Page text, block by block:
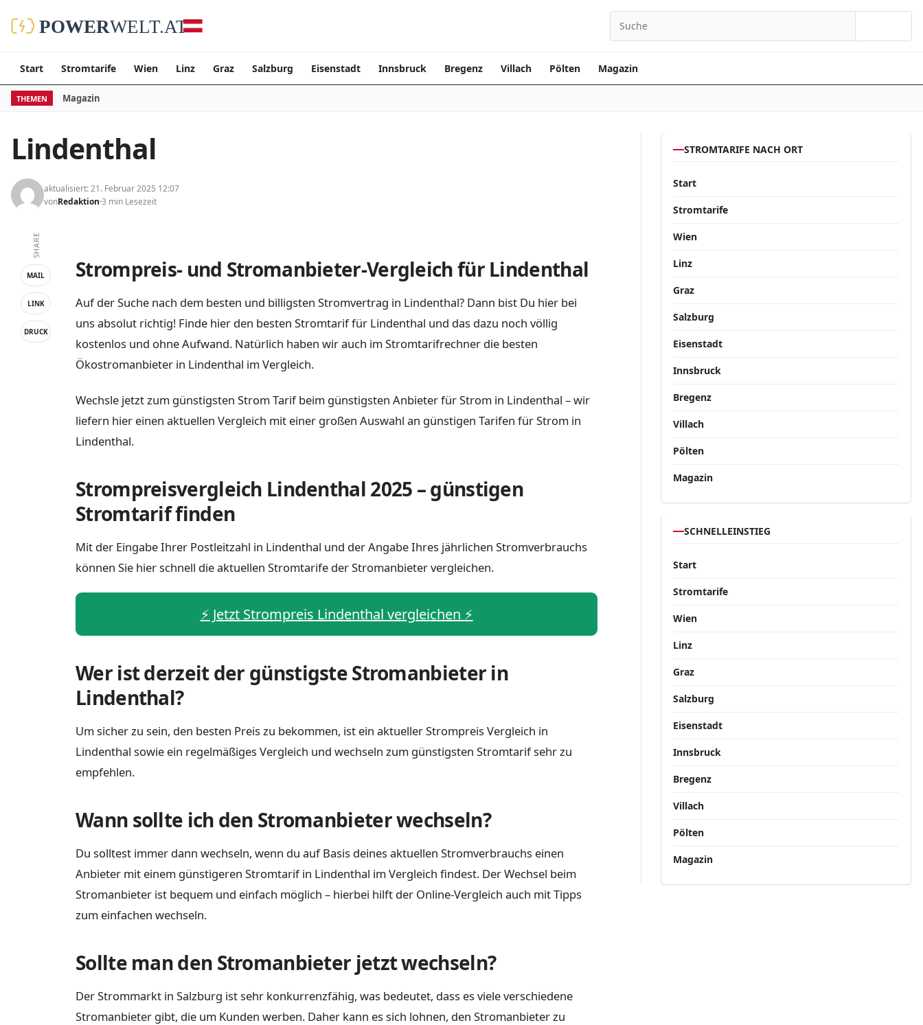
Start Stromtarife Wien Linz Graz Salzburg Eisenstadt Innsbruck Bregenz Villach Pölten Magazin
THEMEN Magazin
Lindenthal
aktualisiert: 21. Februar 2025 12:07
vonRedaktion 3 min Lesezeit
SHARE
MAIL
LINK
DRUCK
Strompreis- und Stromanbieter-Vergleich für Lindenthal
Auf der Suche nach dem besten und billigsten Stromvertrag in Lindenthal? Dann bist Du hier bei
uns absolut richtig! Finde hier den besten Stromtarif für Lindenthal und das dazu noch völlig
kostenlos und ohne Aufwand. Natürlich haben wir auch im Stromtarifrechner die besten
Ökostromanbieter in Lindenthal im Vergleich.
Wechsle jetzt zum günstigsten Strom Tarif beim günstigsten Anbieter für Strom in Lindenthal – wir
liefern hier einen aktuellen Vergleich mit einer großen Auswahl an günstigen Tarifen für Strom in
Lindenthal.
Strompreisvergleich Lindenthal 2025 – günstigen
Stromtarif finden
Mit der Eingabe Ihrer Postleitzahl in Lindenthal und der Angabe Ihres jährlichen Stromverbrauchs
können Sie hier schnell die aktuellen Stromtarife der Stromanbieter vergleichen.
⚡️ Jetzt Strompreis Lindenthal vergleichen ⚡️
Wer ist derzeit der günstigste Stromanbieter in
Lindenthal?
Um sicher zu sein, den besten Preis zu bekommen, ist ein aktueller Strompreis Vergleich in
Lindenthal sowie ein regelmäßiges Vergleich und wechseln zum günstigsten Stromtarif sehr zu
empfehlen.
Wann sollte ich den Stromanbieter wechseln?
Du solltest immer dann wechseln, wenn du auf Basis deines aktuellen Stromverbrauchs einen
Anbieter mit einem günstigeren Stromtarif in Lindenthal im Vergleich findest. Der Wechsel beim
Stromanbieter ist bequem und einfach möglich – hierbei hilft der Online-Vergleich auch mit Tipps
zum einfachen wechseln.
Sollte man den Stromanbieter jetzt wechseln?
Der Strommarkt in Salzburg ist sehr konkurrenzfähig, was bedeutet, dass es viele verschiedene
Stromanbieter gibt, die um Kunden werben. Daher kann es sich lohnen, den Stromanbieter zu
STROMTARIFE NACH ORT
Start
Stromtarife
Wien
Linz
Graz
Salzburg
Eisenstadt
Innsbruck
Bregenz
Villach
Pölten
Magazin
SCHNELLEINSTIEG
Start
Stromtarife
Wien
Linz
Graz
Salzburg
Eisenstadt
Innsbruck
Bregenz
Villach
Pölten
Magazin